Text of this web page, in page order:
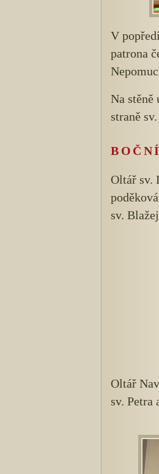
V
patrona
Na stěně
straně
Oltář sv.
sv.
Oltář
sv. Petra